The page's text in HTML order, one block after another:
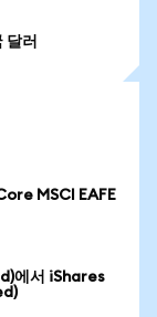
러
MSCI EAFE
에서 iShares